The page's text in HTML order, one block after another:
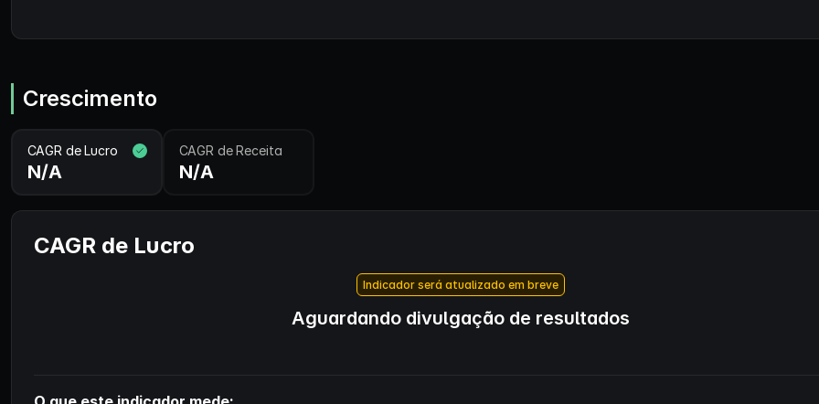
Crescimento
CAGR de Lucro
N/A
CAGR de Receita
N/A
CAGR de Lucro
Indicador será atualizado em breve
Aguardando divulgação de resultados